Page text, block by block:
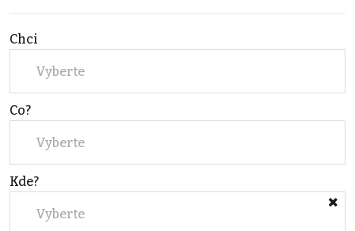
Chci
Vyberte
Co?
Vyberte
Kde?
Vyberte